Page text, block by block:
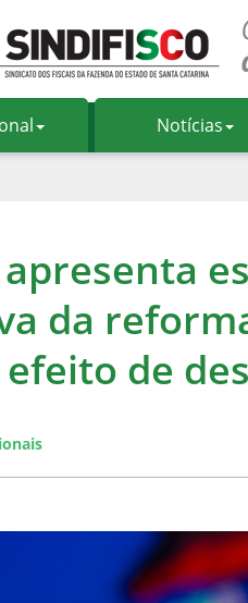
Notícias
apresenta
da
de